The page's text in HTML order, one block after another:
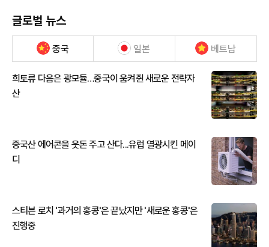
글로벌 뉴스
중국 일본 베트남
희토류 다음은 광모듈…중국이 움켜쥔 새로운 전략자
산
중국산 에어콘을 웃돈 주고 산다...유럽 열광시킨 메이
디
스티븐 로치 '과거의 홍콩'은 끝났지만 '새로운 홍콩'은
진행중